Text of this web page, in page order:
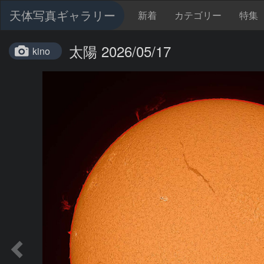
天体写真ギャラリー 新着 カテゴリー 特集
kino 太陽 2026/05/17